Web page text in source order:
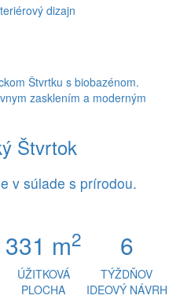
Štvrtok
v súlade s prírodou.
331 m2 6
ÚŽITKOVÁ
PLOCHA
TÝŽDŇOV
IDEOVÝ NÁVRH